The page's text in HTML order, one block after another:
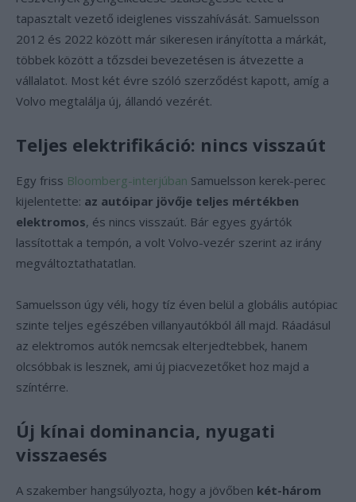
tapasztalt vezető ideiglenes visszahívását. Samuelsson
2012 és 2022 között már sikeresen irányította a márkát,
többek között a tőzsdei bevezetésen is átvezette a
vállalatot. Most két évre szóló szerződést kapott, amíg a
Volvo megtalálja új, állandó vezérét.
Teljes elektrifikáció: nincs visszaút
Egy friss Bloomberg-interjúban Samuelsson kerek-perec
kijelentette: az autóipar jövője teljes mértékben
elektromos, és nincs visszaút. Bár egyes gyártók
lassítottak a tempón, a volt Volvo-vezér szerint az irány
megváltoztathatatlan.
Samuelsson úgy véli, hogy tíz éven belül a globális autópiac
szinte teljes egészében villanyautókból áll majd. Ráadásul
az elektromos autók nemcsak elterjedtebbek, hanem
olcsóbbak is lesznek, ami új piacvezetőket hoz majd a
színtérre.
Új kínai dominancia, nyugati
visszaesés
A szakember hangsúlyozta, hogy a jövőben két-három